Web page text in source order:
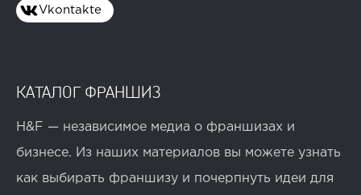
Vkontakte
КАТАЛОГ ФРАНШИЗ
H&F — независимое медиа о франшизах и
бизнесе. Из наших материалов вы можете узнать
как выбирать франшизу и почерпнуть идеи для